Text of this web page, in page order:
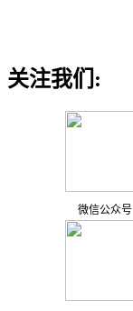
关注我们:
微信公众号